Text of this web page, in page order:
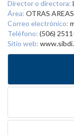
Director o directora:
Área: OTRAS AREAS
Correo electrónico:
Teléfono: (506)
Sitio web: